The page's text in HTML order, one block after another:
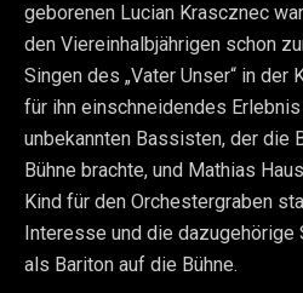
geborenen Lucian Krascznec
den Viereinhalbjährigen schon
Singen des „Vater Unser“ in der
für ihn einschneidendes
unbekannten Bassisten, der die
Bühne brachte, und Mathias
Kind für den Orchestergraben
Interesse und die dazugehörige
als Bariton auf die Bühne.